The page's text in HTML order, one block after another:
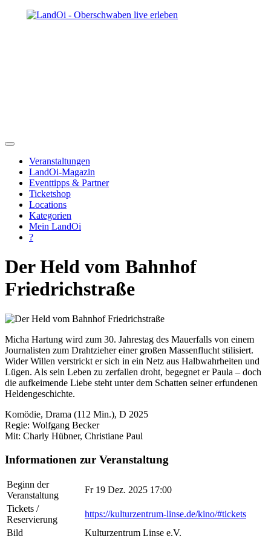
Veranstaltungen
LandOi-Magazin
Eventtipps & Partner
Ticketshop
Locations
Kategorien
Mein LandOi
?
Der Held vom Bahnhof
Friedrichstraße
Micha Hartung wird zum 30. Jahrestag des Mauerfalls von einem
Journalisten zum Drahtzieher einer großen Massenflucht stilisiert.
Wider Willen verstrickt er sich in ein Netz aus Halbwahrheiten und
Lügen. Als sein Leben zu zerfallen droht, begegnet er Paula – doch
die aufkeimende Liebe steht unter dem Schatten seiner erfundenen
Heldengeschichte.
Komödie, Drama (112 Min.), D 2025
Regie: Wolfgang Becker
Mit: Charly Hübner, Christiane Paul
Informationen zur Veranstaltung
Beginn der
Veranstaltung
Fr 19 Dez. 2025 17:00
Tickets /
Reservierung
https://kulturzentrum-linse.de/kino/#tickets
Bild
Kulturzentrum Linse e.V.